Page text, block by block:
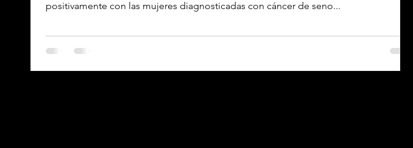
positivamente con las mujeres diagnosticadas con cáncer de seno...